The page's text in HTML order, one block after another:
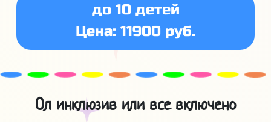
до 10 детей
Цена: 11900 руб.
Ол инклюзив или все включено